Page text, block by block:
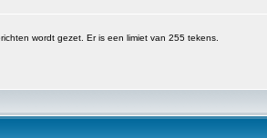
wordt gezet. Er is een limiet van 255 tekens.